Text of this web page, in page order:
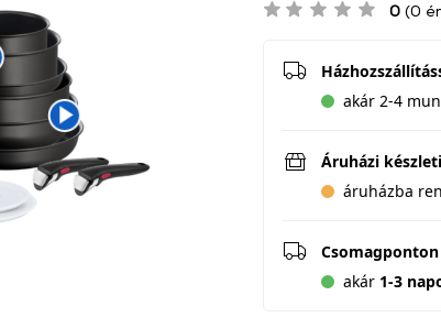
0 (0
akár 2-4
Áruházi
áruházba
akár 1-3